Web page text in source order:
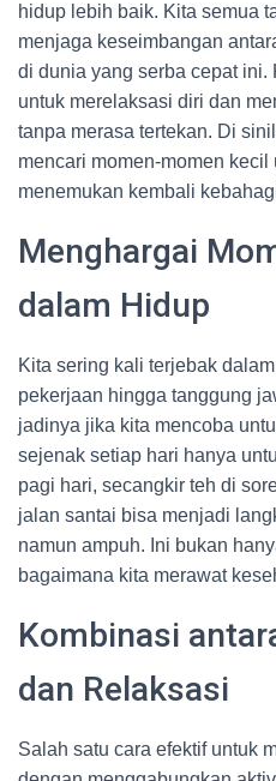
hidup lebih baik. Kita semua
menjaga keseimbangan
di dunia yang serba cepat ini.
untuk merelaksasi diri dan
tanpa merasa tertekan. Di
mencari momen-momen
menemukan kembali
Menghargai
dalam Hidup
Kita sering kali terjebak
pekerjaan hingga tanggung
jadinya jika kita mencoba
sejenak setiap hari hanya
pagi hari, secangkir teh di
jalan santai bisa menjadi
namun ampuh. Ini bukan
bagaimana kita merawat
Kombinasi
dan Relaksasi
Salah satu cara efektif untuk